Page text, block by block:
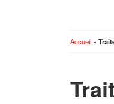
Accueil »